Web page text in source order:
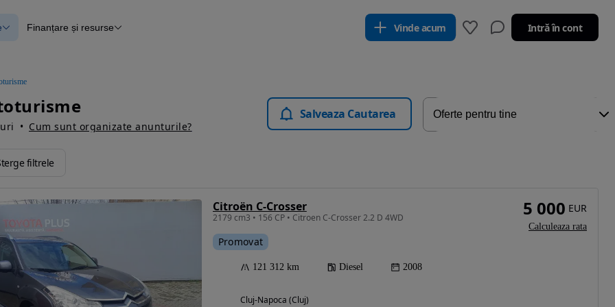
verificate
Finanțare și resurse Vinde acum Intră în cont
Cum sunt organizate anunturile?
Salveaza Cautarea
filtrele
Citroën C-Crosser
2179 cm3 • 156 CP • Citroen C-Crosser 2.2 D 4WD
Promovat
121 312 km Diesel 2008
Cluj-Napoca (Cluj)
5 000 EUR
Calculeaza rata